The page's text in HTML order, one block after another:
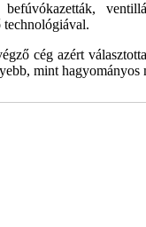
technológiával.
cég azért
mint hagyományos